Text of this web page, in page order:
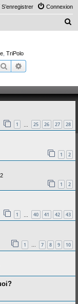
Connexion
S’enregistrer
c
e
r
TriPolo
Rechercher
1 25 26 27 28
1 2
1 2
1 40 41 42 43
1 … 7 8 9 10